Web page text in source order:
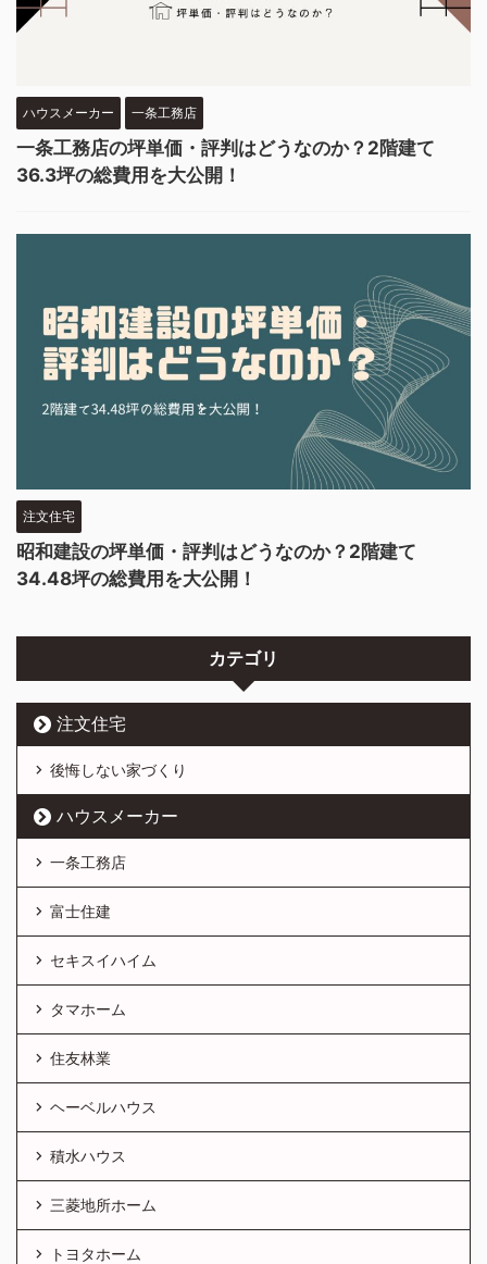
ハウスメーカー 一条工務店
一条工務店の坪単価・評判はどうなのか？2階建て
36.3坪の総費用を大公開！
注文住宅
昭和建設の坪単価・評判はどうなのか？2階建て
34.48坪の総費用を大公開！
カテゴリ
注文住宅
後悔しない家づくり
ハウスメーカー
一条工務店
富士住建
セキスイハイム
タマホーム
住友林業
ヘーベルハウス
積水ハウス
三菱地所ホーム
トヨタホーム